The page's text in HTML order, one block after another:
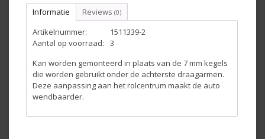
Informatie Reviews (0)
Artikelnummer:
1511339-2
Aantal op voorraad:
3
Kan worden gemonteerd in plaats van de 7 mm kegels
die worden gebruikt onder de achterste draagarmen.
Deze aanpassing aan het rolcentrum maakt de auto
wendbaarder.